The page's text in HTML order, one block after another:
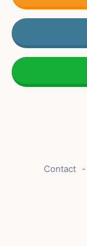
Contact